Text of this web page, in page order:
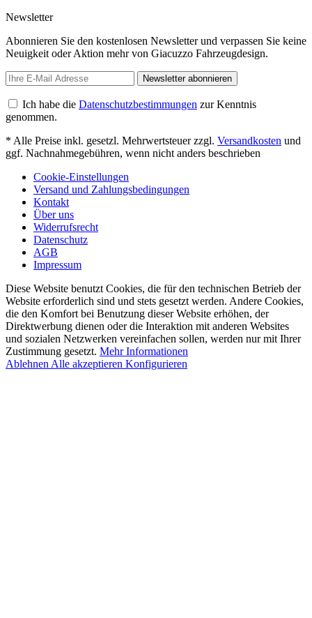
Newsletter
Abonnieren Sie den kostenlosen Newsletter und verpassen Sie keine
Neuigkeit oder Aktion mehr von Giacuzzo Fahrzeugdesign.
Newsletter abonnieren
Ich habe die Datenschutzbestimmungen zur Kenntnis
genommen.
* Alle Preise inkl. gesetzl. Mehrwertsteuer zzgl. Versandkosten und
ggf. Nachnahmegebühren, wenn nicht anders beschrieben
Cookie-Einstellungen
Versand und Zahlungsbedingungen
Kontakt
Über uns
Widerrufsrecht
Datenschutz
AGB
Impressum
Diese Website benutzt Cookies, die für den technischen Betrieb der
Website erforderlich sind und stets gesetzt werden. Andere Cookies,
die den Komfort bei Benutzung dieser Website erhöhen, der
Direktwerbung dienen oder die Interaktion mit anderen Websites
und sozialen Netzwerken vereinfachen sollen, werden nur mit Ihrer
Zustimmung gesetzt. Mehr Informationen
Ablehnen Alle akzeptieren Konfigurieren